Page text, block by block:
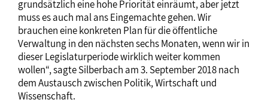
grundsätzlich eine hohe Priorität einräumt, aber jetzt
muss es auch mal ans Eingemachte gehen. Wir
brauchen eine konkreten Plan für die öffentliche
Verwaltung in den nächsten sechs Monaten, wenn wir in
dieser Legislaturperiode wirklich weiter kommen
wollen“, sagte Silberbach am 3. September 2018 nach
dem Austausch zwischen Politik, Wirtschaft und
Wissenschaft.